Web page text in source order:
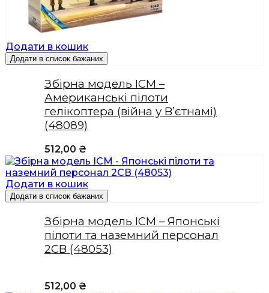
Додати в кошик
Додати в список бажаних
Збірна модель ICM –
Американські пілоти
гелікоптера (війна у В’єтнамі)
(48089)
512,00 ₴
Додати в кошик
Додати в список бажаних
Збірна модель ICM – Японські
пілоти та наземний персонал
2СВ (48053)
512,00 ₴